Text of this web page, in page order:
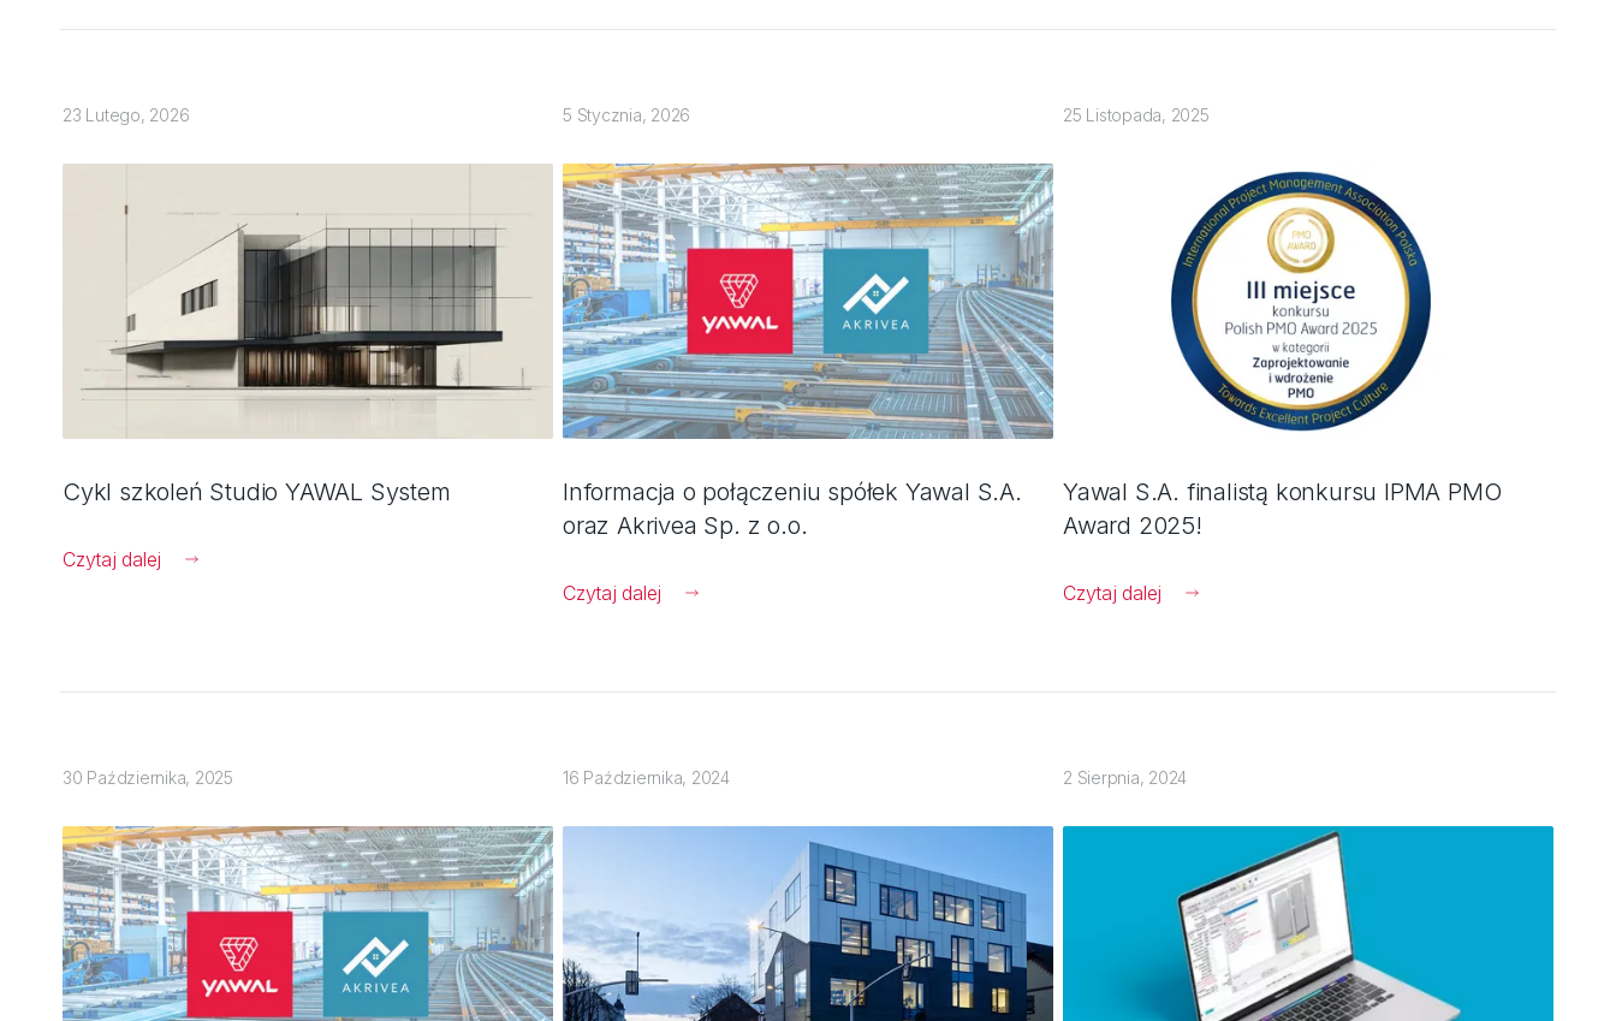
23 Lutego, 2026
Cykl szkoleń Studio YAWAL System
Czytaj dalej
5 Stycznia, 2026
Informacja o połączeniu spółek Yawal S.A.
oraz Akrivea Sp. z o.o.
Czytaj dalej
25 Listopada, 2025
Yawal S.A. finalistą konkursu IPMA PMO
Award 2025!
Czytaj dalej
30 Października, 2025 16 Października, 2024 2 Sierpnia, 2024